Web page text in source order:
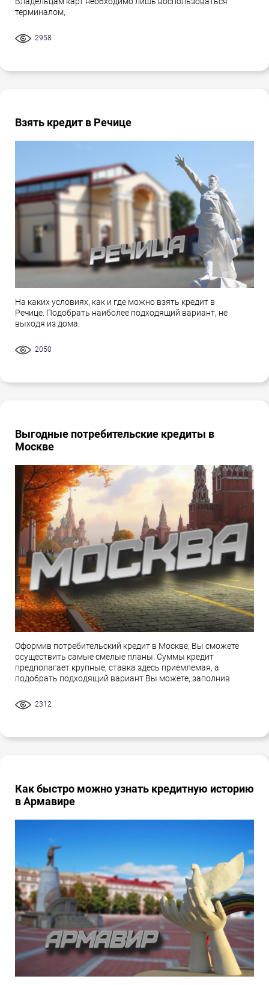
терминалом,
2958
Взять кредит в Речице
На каких условиях, как и где можно взять кредит в
Речице. Подобрать наиболее подходящий вариант, не
выходя из дома.
2050
Выгодные потребительские кредиты в
Москве
Оформив потребительский кредит в Москве, Вы сможете
осуществить самые смелые планы. Суммы кредит
предполагает крупные, ставка здесь приемлемая, а
подобрать подходящий вариант Вы можете, заполнив
2312
Как быстро можно узнать кредитную историю
в Армавире